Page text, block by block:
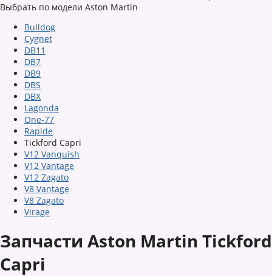
Выбрать по модели Aston Martin
Bulldog
Cygnet
DB11
DB7
DB9
DBS
DBX
Lagonda
One-77
Rapide
Tickford Capri
V12 Vanquish
V12 Vantage
V12 Zagato
V8 Vantage
V8 Zagato
Virage
Запчасти Aston Martin Tickford
Capri